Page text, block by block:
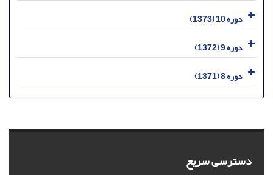
دوره 10 (1373)
دوره 9 (1372)
دوره 8 (1371)
دسترسی سریع